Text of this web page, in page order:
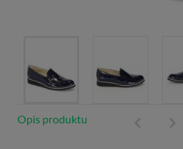
Opis produktu